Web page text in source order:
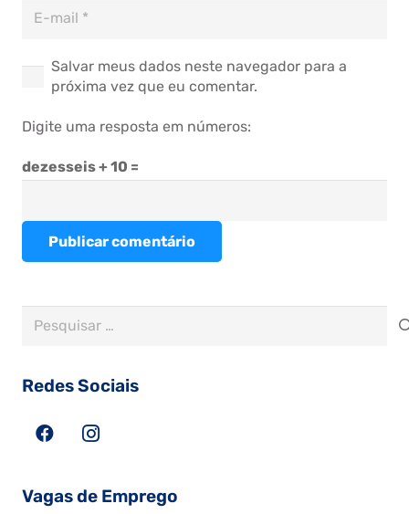
Salvar meus dados neste navegador para a
próxima vez que eu comentar.
Digite uma resposta em números:
dezesseis + 10 =
Publicar comentário
Pesquisar
Redes Sociais
Vagas de Emprego